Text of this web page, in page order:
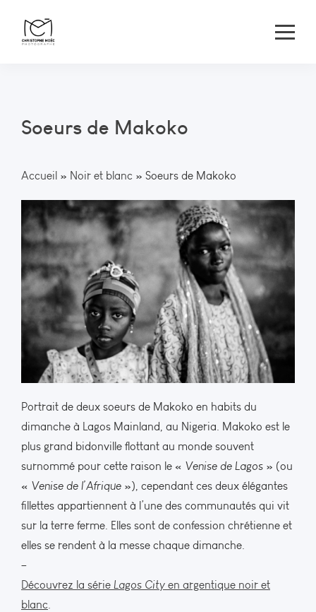
Soeurs de Makoko
Accueil » Noir et blanc » Soeurs de Makoko
Portrait de deux soeurs de Makoko en habits du
dimanche à Lagos Mainland, au Nigeria. Makoko est le
plus grand bidonville flottant au monde souvent
surnommé pour cette raison le « Venise de Lagos » (ou
« Venise de l’Afrique »), cependant ces deux élégantes
fillettes appartiennent à l’une des communautés qui vit
sur la terre ferme. Elles sont de confession chrétienne et
elles se rendent à la messe chaque dimanche.
–
Découvrez la série Lagos City en argentique noir et
blanc